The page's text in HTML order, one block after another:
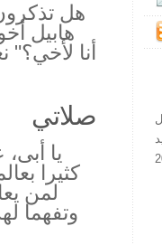
هل
هابيل
أنا
صلاتي
يا
كثيرا
لمن
وتفهما